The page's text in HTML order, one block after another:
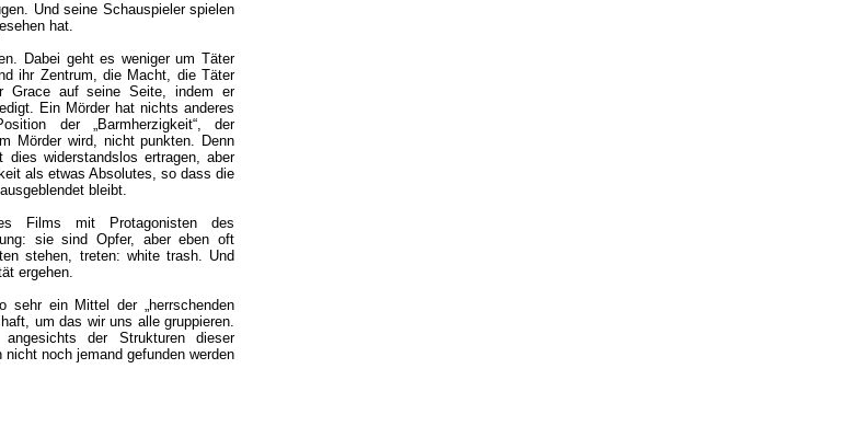
Und seine Schauspieler spielen
hat.
Dabei geht es weniger um Täter
ihr Zentrum, die Macht, die Täter
Grace auf seine Seite, indem er
Ein Mörder hat nichts anderes
der „Barmherzigkeit“, der
Mörder wird, nicht punkten. Denn
widerstandslos ertragen, aber
als etwas Absolutes, so dass die
bleibt.
Films mit Protagonisten des
sie sind Opfer, aber eben oft
stehen, treten: white trash. Und
ergehen.
ein Mittel der „herrschenden
um das wir uns alle gruppieren.
der Strukturen dieser
noch jemand gefunden werden